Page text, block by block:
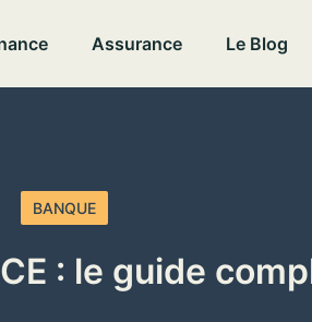
Assurance Le Blog
BANQUE
: le guide